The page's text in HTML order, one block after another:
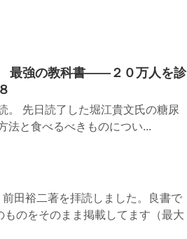
強の教科書――２０万人を診
。 先日読了した堀江貴文氏の糖尿
法と食べるべきものについ...
田裕二著を拝読しました。良書で
のをそのまま掲載してます（最大